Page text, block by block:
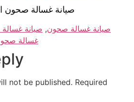
صيانة غسالة صحون
صيانة غسالة صحون, صيانة
غسالة
not be published. Required